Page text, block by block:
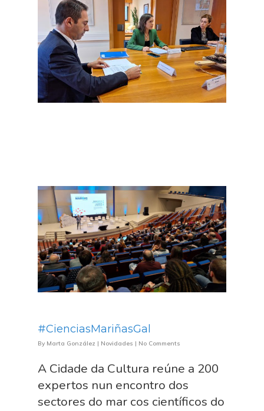
#CienciasMariñasGal
By Marta González | Novidades | No Comments
A Cidade da Cultura reúne a 200
expertos nun encontro dos
sectores do mar cos científicos do